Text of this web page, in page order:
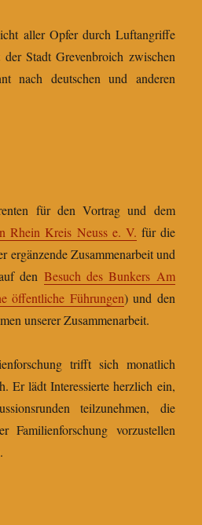
aller Opfer durch Luftangriffe
Stadt Grevenbroich zwischen
nach deutschen und anderen
für den Vortrag und dem
Rhein Kreis Neuss e. V. für die
ergänzende Zusammenarbeit und
den Besuch des Bunkers Am
öffentliche Führungen) und den
unserer Zusammenarbeit.
trifft sich monatlich
Er lädt Interessierte herzlich ein,
teilzunehmen, die
Familienforschung vorzustellen